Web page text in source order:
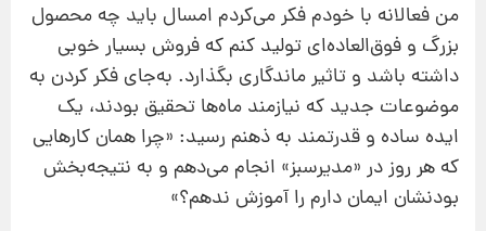
من فعالانه با خودم فکر می‌کردم امسال باید چه محصول
بزرگ و فوق‌العاده‌ای تولید کنم که فروش بسیار خوبی
داشته باشد و تاثیر ماندگاری بگذارد. به‌جای فکر کردن به
موضوعات جدید که نیازمند ماه‌ها تحقیق بودند، یک
ایده ساده و قدرتمند به ذهنم رسید: «چرا همان کارهایی
که هر روز در «مدیرسبز» انجام می‌دهم و به نتیجه‌بخش
بودنشان ایمان دارم را آموزش ندهم؟»